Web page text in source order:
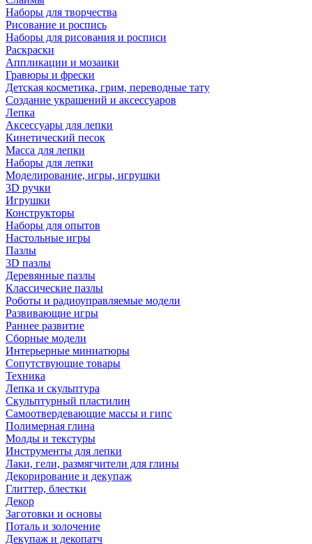
Наборы для творчества
Рисование и роспись
Наборы для рисования и росписи
Раскраски
Аппликации и мозаики
Гравюры и фрески
Детская косметика, грим, переводные тату
Создание украшений и аксессуаров
Лепка
Аксессуары для лепки
Кинетический песок
Масса для лепки
Наборы для лепки
Моделирование, игры, игрушки
3D ручки
Игрушки
Конструкторы
Наборы для опытов
Настольные игры
Пазлы
3D пазлы
Деревянные пазлы
Классические пазлы
Роботы и радиоуправляемые модели
Развивающие игры
Раннее развитие
Сборные модели
Интерьерные миниатюры
Сопутствующие товары
Техника
Лепка и скульптура
Скульптурный пластилин
Самоотвердевающие массы и гипс
Полимерная глина
Молды и текстуры
Инструменты для лепки
Лаки, гели, размягчители для глины
Декорирование и декупаж
Глиттер, блестки
Декор
Заготовки и основы
Поталь и золочение
Декупаж и декопатч